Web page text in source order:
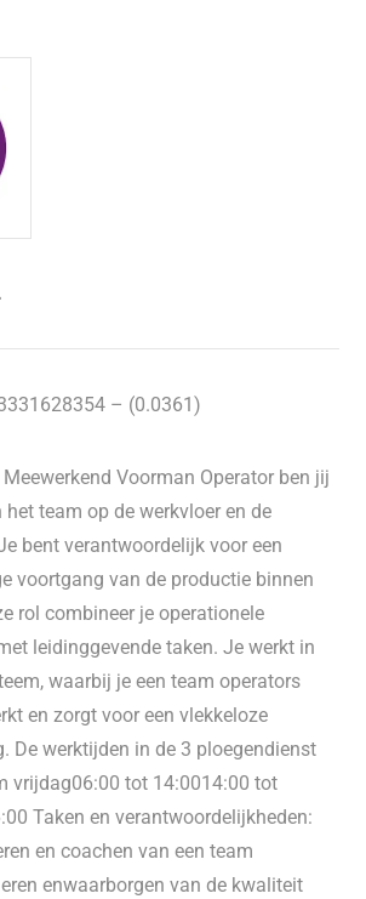
– (0.0361)
Voorman Operator ben jij
team op de werkvloer en de
bent verantwoordelijk voor een
voortgang van de productie binnen
rol combineer je operationele
leidinggevende taken. Je werkt in
waarbij je een team operators
en zorgt voor een vlekkeloze
De werktijden in de 3 ploegendienst
vrijdag06:00 tot 14:0014:00 tot
Taken en verantwoordelijkheden:
en coachen van een team
enwaarborgen van de kwaliteit